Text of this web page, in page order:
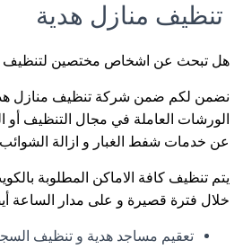
تنظيف منازل هدية
هل تبحث عن اشخاص مختصين لتنظيف
نضمن لكم ضمن شركة تنظيف منازل
الورشات العاملة في مجال التنظيف أو
عن خدمات شفط الغبار و ازالة الشوائب
يتم تنظيف كافة الاماكن المطلوبة
خلال فترة قصيرة و على مدار الساعة
تعقيم مساجد هدية و تنظيف